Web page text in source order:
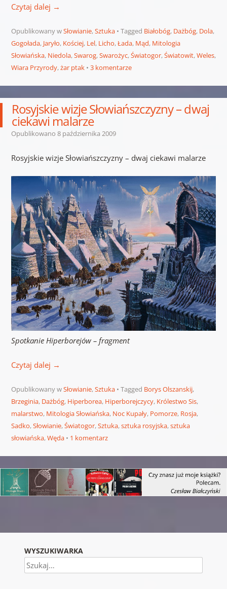
Czytaj dalej →
Opublikowany wSłowianie,Sztuka Tagged Białobóg, Dażbóg, Dola,
Gogołada, Jaryło, Kościej, Lel, Licho,Łada, Mąd, Mitologia
Słowiańska, Niedola,Swarog,Swarożyc,Światogor,Światowit,Weles,
Wiara Przyrody,żar ptak 3 komentarze
Rosyjskie wizje Słowiańszczyzny – dwaj
ciekawi malarze
Opublikowano 8 października 2009
Rosyjskie wizje Słowiańszczyzny – dwaj ciekawi malarze
Spotkanie Hiperborejów – fragment
Czytaj dalej →
Opublikowany wSłowianie,Sztuka Tagged Borys Olszanskij,
Brzeginia, Dażbóg, Hiperborea, Hiperborejczycy, Królestwo Sis,
malarstwo, Mitologia Słowiańska, Noc Kupały, Pomorze, Rosja,
Sadko,Słowianie,Światogor,Sztuka,sztuka rosyjska,sztuka
słowiańska,Węda 1 komentarz
WYSZUKIWARKA
Szukaj